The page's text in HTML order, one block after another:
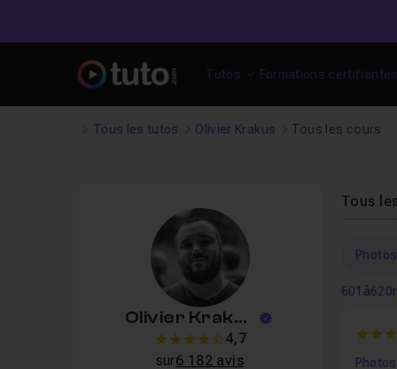
Tutos Formations
Tous les tutos Olivier Krakus Tous les cours
Olivier Krakus
4.7
4,7
sur6 182 avis
Tous
601 à620
5